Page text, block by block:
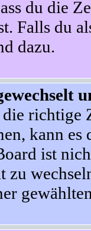
du die
Falls du
dazu.
richtige
kann es
ist